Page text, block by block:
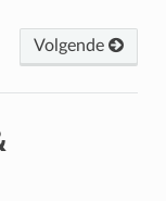
Volgende